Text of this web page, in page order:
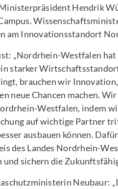
Hendrik
am Innovationsstandort
„Nordrhein-Westfalen hat
starker
brauchen wir
neue Chancen machen.
Westfalen, indem
auf wichtige Partner
ausbauen können.
des Landes Nordrhein-
sichern die
Neubaur: